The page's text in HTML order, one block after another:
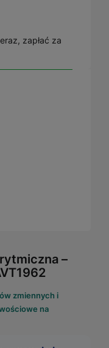
zapłać za
–
zmiennych i
na